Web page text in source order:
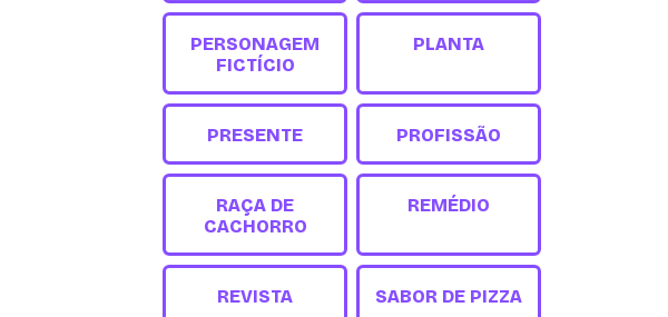
PERSONAGEM
FICTÍCIO
PLANTA
PRESENTE PROFISSÃO
RAÇA DE
CACHORRO
REMÉDIO
REVISTA SABOR DE PIZZA